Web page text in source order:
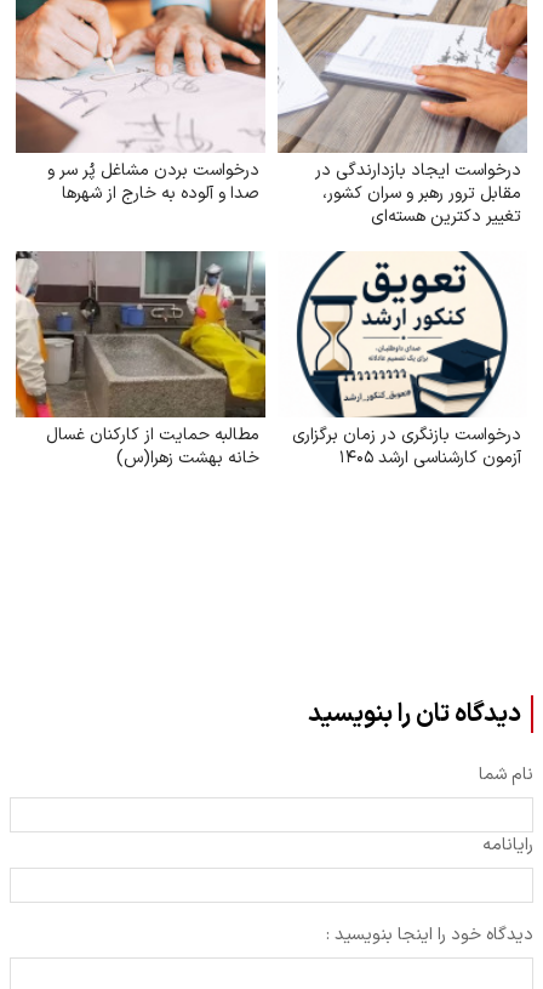
درخواست ایجاد بازدارندگی در
مقابل ترور رهبر و سران کشور،
تغییر دکترین هسته‌ای
درخواست بردن مشاغل پُر سر و
صدا و آلوده به خارج از شهرها
درخواست بازنگری در زمان برگزاری
آزمون کارشناسی ارشد ۱۴۰۵
مطالبه حمایت از کارکنان غسال
خانه بهشت زهرا(س)
دیدگاه تان را بنویسید
نام شما
رایانامه
دیدگاه خود را اینجا بنویسید :